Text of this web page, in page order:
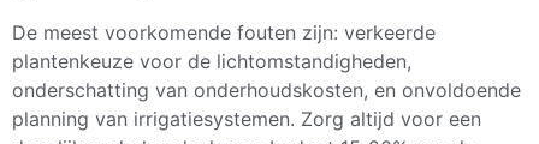
De meest voorkomende fouten zijn: verkeerde
plantenkeuze voor de lichtomstandigheden,
onderschatting van onderhoudskosten, en onvoldoende
planning van irrigatiesystemen. Zorg altijd voor een